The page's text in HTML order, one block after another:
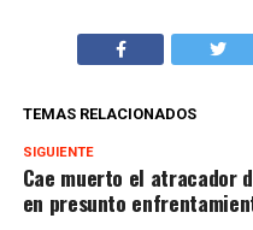
TEMAS RELACIONADOS
SIGUIENTE
Cae muerto el atracador
en presunto